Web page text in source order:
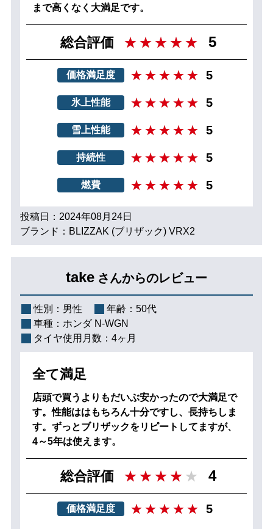
まで高くなく大満足です。
総合評価 5
価格満足度 5
氷上性能 5
雪上性能 5
持続性 5
燃費 5
投稿日：2024年08月24日
ブランド：BLIZZAK (ブリザック) VRX2
take さんからのレビュー
性別： 男性 年齢： 50代
車種： ホンダ N-WGN
タイヤ使用月数： 4ヶ月
全て満足
店頭で買うよりもだいぶ安かったので大満足で
す。性能ははもちろん十分ですし、長持ちしま
す。ずっとブリザックをリピートしてますが、
4～5年は使えます。
総合評価 4
価格満足度 5